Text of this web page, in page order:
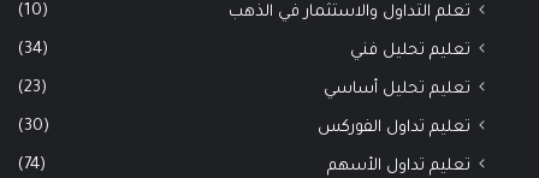
تعلم التداول والاستثمار في الذهب (10)
تعليم تحليل فني (34)
تعليم تحليل أساسي (23)
تعليم تداول الفوركس (30)
تعليم تداول الأسهم (74)